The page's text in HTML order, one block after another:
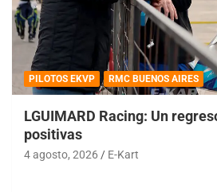
PILOTOS EKVP RMC BUENOS AIRES
LGUIMARD Racing: Un
positivas
4 agosto, 2026 E-Kart